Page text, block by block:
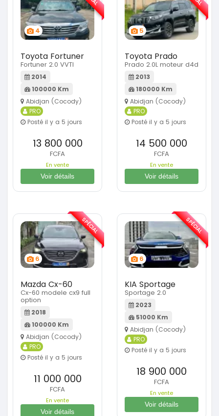
4
Toyota Fortuner
Fortuner 2.0 VVTI
2014
100000 Km
Abidjan (Cocody)
PRO
Posté il y a 5 jours
13 800 000
FCFA
En vente
Voir détails
5
Toyota Prado
Prado 2.0L moteur d4d
2013
180000 Km
Abidjan (Cocody)
PRO
Posté il y a 5 jours
14 500 000
FCFA
En vente
Voir détails
6
Mazda Cx-60
Cx-60 modele cx9 full
option
2018
100000 Km
Abidjan (Cocody)
PRO
Posté il y a 5 jours
11 000 000
FCFA
En vente
Voir détails
SPÉCIAL
6
KIA Sportage
Sportage 2.0
2023
51000 Km
Abidjan (Cocody)
PRO
Posté il y a 5 jours
18 900 000
FCFA
En vente
Voir détails
SPÉCIAL